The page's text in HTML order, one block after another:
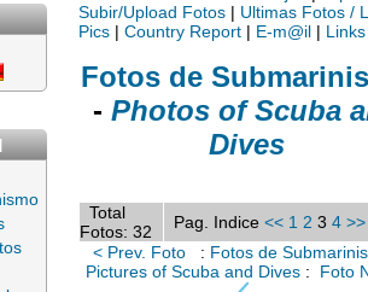
Subir/Upload Fotos | Ultimas Fotos /
Pics | Country Report | E-m@il | Links
Fotos de
- Photos of Scuba
Dives
Total
Fotos: 32
Pag. Indice << 1 2 3 4 >>
< Prev. Foto
: Fotos de
Pictures of Scuba and Dives: Foto